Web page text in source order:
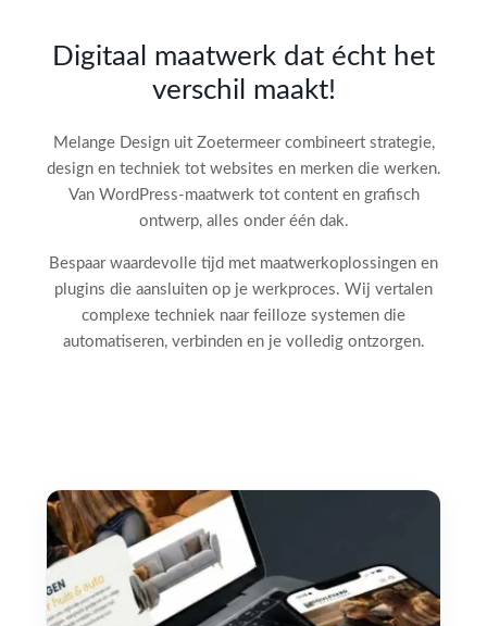
de SEO-
audit
Digitaal maatwerk dat écht het
verschil maakt!
Melange Design uit Zoetermeer combineert strategie,
design en techniek tot websites en merken die werken.
Van WordPress-maatwerk tot content en grafisch
ontwerp, alles onder één dak.
Bespaar waardevolle tijd met maatwerkoplossingen en
plugins die aansluiten op je werkproces. Wij vertalen
complexe techniek naar feilloze systemen die
automatiseren, verbinden en je volledig ontzorgen.